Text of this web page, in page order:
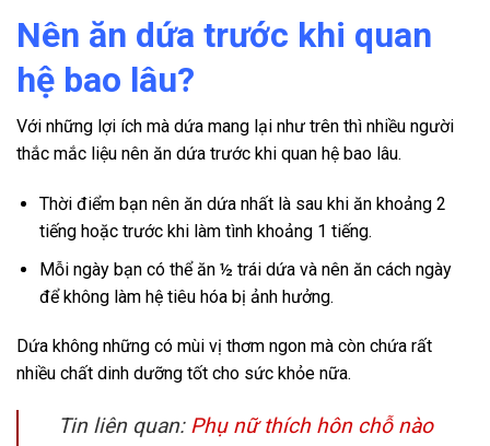
Nên ăn dứa trước khi quan
hệ bao lâu?
Với những lợi ích mà dứa mang lại như trên thì nhiều người
thắc mắc liệu nên ăn dứa trước khi quan hệ bao lâu.
Thời điểm bạn nên ăn dứa nhất là sau khi ăn khoảng 2
tiếng hoặc trước khi làm tình khoảng 1 tiếng.
Mỗi ngày bạn có thể ăn ½ trái dứa và nên ăn cách ngày
để không làm hệ tiêu hóa bị ảnh hưởng.
Dứa không những có mùi vị thơm ngon mà còn chứa rất
nhiều chất dinh dưỡng tốt cho sức khỏe nữa.
Tin liên quan: Phụ nữ thích hôn chỗ nào